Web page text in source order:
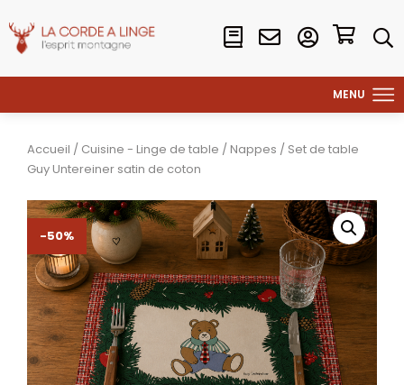
Accueil / Cuisine - Linge de table / Nappes / Set de table
Guy Untereiner satin de coton
-50%
-50%